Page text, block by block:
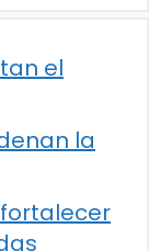
el
la